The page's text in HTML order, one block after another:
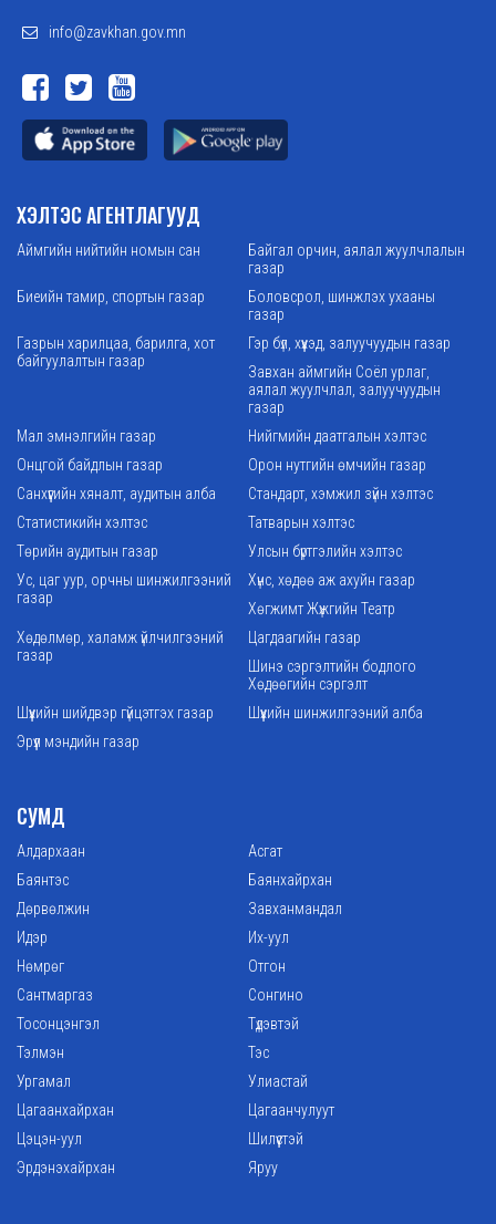
info@zavkhan.gov.mn
ХЭЛТЭС АГЕНТЛАГУУД
Аймгийн нийтийн номын сан
Байгал орчин, аялал жуулчлалын
газар
Биеийн тамир, спортын газар
Боловсрол, шинжлэх ухааны
газар
Газрын харилцаа, барилга, хот
байгуулалтын газар
Гэр бүл, хүүхэд, залуучуудын газар
Завхан аймгийн Соёл урлаг,
аялал жуулчлал, залуучуудын
газар
Мал эмнэлгийн газар
Нийгмийн даатгалын хэлтэс
Онцгой байдлын газар
Орон нутгийн өмчийн газар
Санхүүгийн хяналт, аудитын алба
Стандарт, хэмжил зүйн хэлтэс
Статистикийн хэлтэс
Татварын хэлтэс
Төрийн аудитын газар
Улсын бүртгэлийн хэлтэс
Ус, цаг уур, орчны шинжилгээний
газар
Хүнс, хөдөө аж ахуйн газар
Хөгжимт Жүжгийн Театр
Хөдөлмөр, халамж үйлчилгээний
газар
Цагдаагийн газар
Шинэ сэргэлтийн бодлого
Хөдөөгийн сэргэлт
Шүүхийн шийдвэр гүйцэтгэх газар
Шүүхийн шинжилгээний алба
Эрүүл мэндийн газар
СУМД
Алдархаан
Асгат
Баянтэс
Баянхайрхан
Дөрвөлжин
Завханмандал
Идэр
Их-уул
Нөмрөг
Отгон
Сантмаргаз
Сонгино
Тосонцэнгэл
Түдэвтэй
Тэлмэн
Тэс
Ургамал
Улиастай
Цагаанхайрхан
Цагаанчулуут
Цэцэн-уул
Шилүүстэй
Эрдэнэхайрхан
Яруу